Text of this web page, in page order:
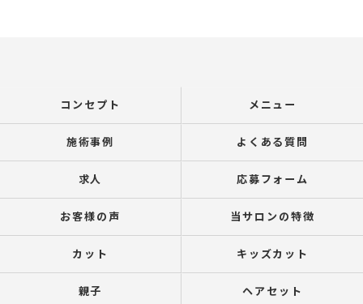
コンセプト メニュー
施術事例 よくある質問
求人 応募フォーム
お客様の声 当サロンの特徴
カット キッズカット
親子 ヘアセット